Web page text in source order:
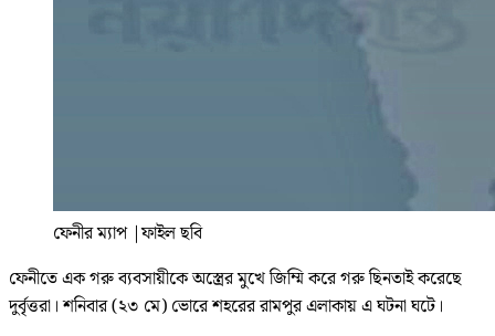
ফেনীর ম্যাপ |ফাইল ছবি
ফেনীতে এক গরু ব্যবসায়ীকে অস্ত্রের মুখে জিম্মি করে গরু ছিনতাই করেছে
দুর্বৃত্তরা। শনিবার (২৩ মে) ভোরে শহরের রামপুর এলাকায় এ ঘটনা ঘটে।